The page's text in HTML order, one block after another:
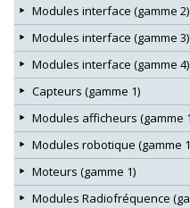
Modules interface (gamme 2)
Modules interface (gamme 3)
Modules interface (gamme 4)
Capteurs (gamme 1)
Modules afficheurs (gamme
Modules robotique (gamme
Moteurs (gamme 1)
Modules Radiofréquence